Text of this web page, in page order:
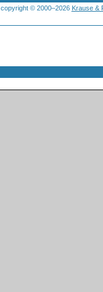
copyright © 2000–2026 Krause &